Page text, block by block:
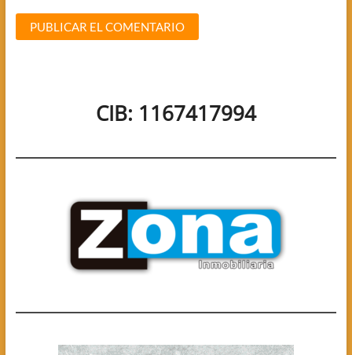
CIB: 1167417994